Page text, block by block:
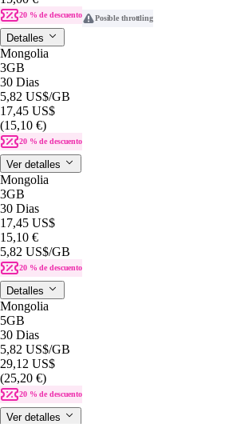
20 % de descuento Posible throttling
Detalles
Mongolia
3GB
30 Dias
5,82 US$/GB
17,45 US$
(15,10 €)
20 % de descuento
Ver detalles
Mongolia
3GB
30 Dias
17,45 US$
15,10 €
5,82 US$/GB
20 % de descuento
Detalles
Mongolia
5GB
30 Dias
5,82 US$/GB
29,12 US$
(25,20 €)
20 % de descuento
Ver detalles